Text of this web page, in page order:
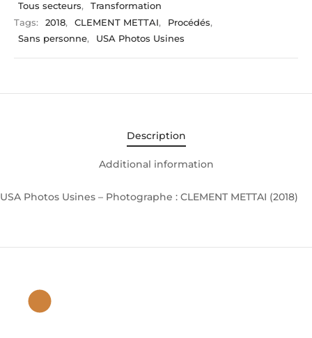
Tous secteurs,
Transformation
Tags:
2018, CLEMENT METTAI, Procédés,
Sans personne, USA Photos Usines
Description
Additional information
USA Photos Usines – Photographe : CLEMENT METTAI (2018)